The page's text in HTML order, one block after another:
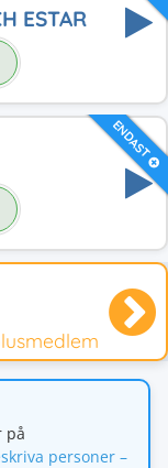
ESTAR
ENDAST
på
personer –